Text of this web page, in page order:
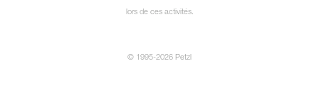
lors de ces activités.
© 1995-2026 Petzl